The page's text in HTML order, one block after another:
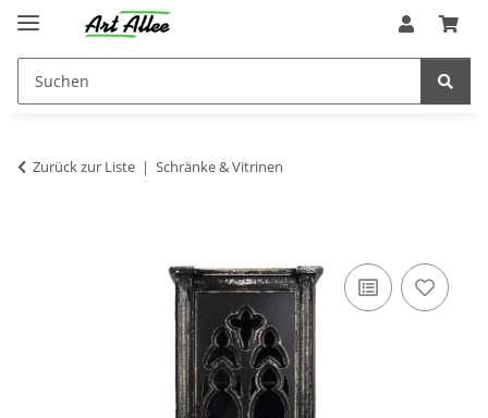
Zurück zur Liste Schränke & Vitrinen